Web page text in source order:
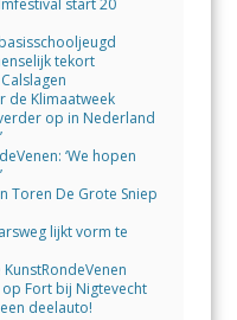
start 20
tekort
de Klimaatweek
op in Nederland
‘We hopen
Toren De Grote Sniep
lijkt vorm te
Fort bij Nigtevecht
deelauto!